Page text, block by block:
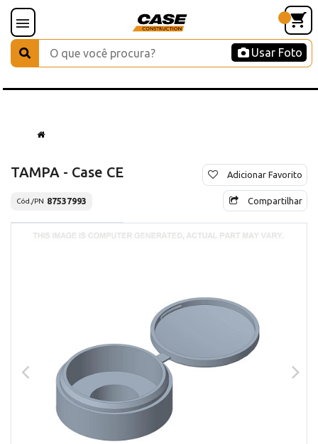
Usar Foto
TAMPA - Case CE
Cód./PN 87537993
Adicionar Favorito
Compartilhar